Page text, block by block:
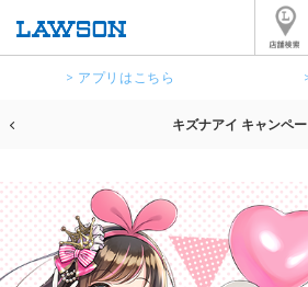
> アプリはこちら
キズナアイ キャンペ